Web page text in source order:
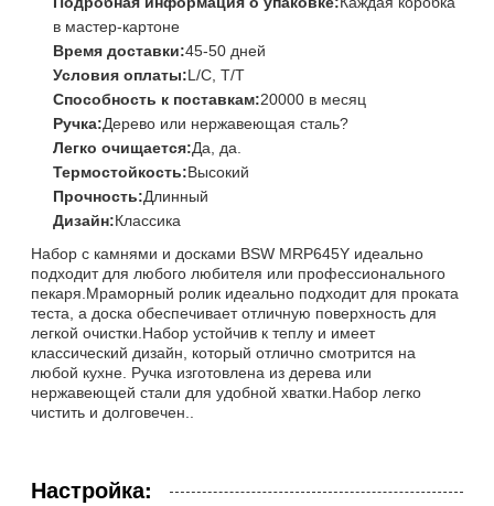
в мастер-картоне
Время доставки:45-50 дней
Условия оплаты:L/C, T/T
Способность к поставкам:20000 в месяц
Ручка:Дерево или нержавеющая сталь?
Легко очищается:Да, да.
Термостойкость:Высокий
Прочность:Длинный
Дизайн:Классика
Набор с камнями и досками BSW MRP645Y идеально
подходит для любого любителя или профессионального
пекаря.Мраморный ролик идеально подходит для проката
теста, а доска обеспечивает отличную поверхность для
легкой очистки.Набор устойчив к теплу и имеет
классический дизайн, который отлично смотрится на
любой кухне. Ручка изготовлена из дерева или
нержавеющей стали для удобной хватки.Набор легко
чистить и долговечен..
Настройка: